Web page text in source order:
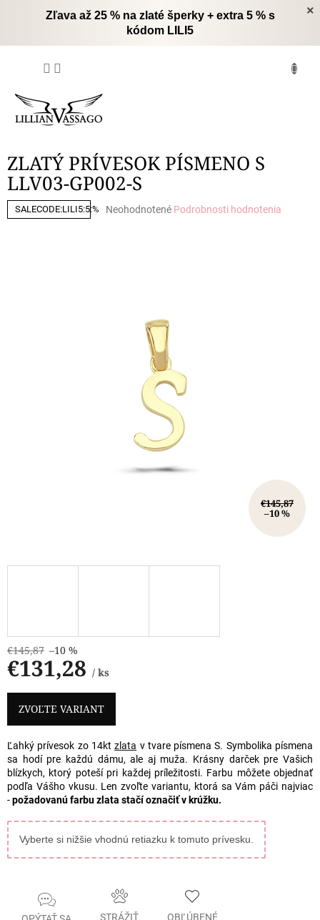
×
Zľava až 25 % na zlaté šperky + extra 5 % s
kódom LILI5
ZLATÝ PRÍVESOK PÍSMENO S
LLV03-GP002-S
SALECODE:LILI5:5:%
Priemerné
Neohodnotené Podrobnosti hodnotenia
€145,87
–10 %
€145,87 –10 %
€131,28 / ks
Jednotková
cena:
ZVOĽTE VARIANT
Ľahký prívesok zo 14ktzlata v tvare písmena S. Symbolika písmena
sa hodí pre každú dámu, ale aj muža. Krásny darček pre Vašich
blízkych, ktorý poteší pri každej príležitosti. Farbu môžete objednať
podľa Vášho vkusu. Len zvoľte variantu, ktorá sa Vám páči najviac
-požadovanú farbu zlata stačí označiť v krúžku.
Vyberte si nižšie vhodnú retiazku k tomuto prívesku.
STRÁŽIŤ OBĽÚBENÉ